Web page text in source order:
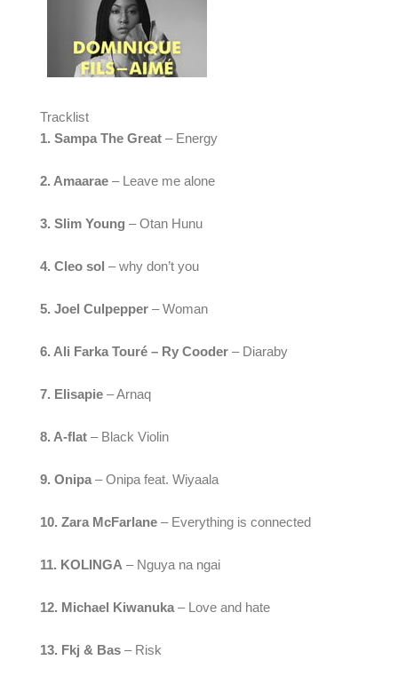
Tracklist
1. Sampa The Great – Energy
2. Amaarae – Leave me alone
3. Slim Young – Otan Hunu
4. Cleo sol – why don’t you
5. Joel Culpepper – Woman
6. Ali Farka Touré – Ry Cooder – Diaraby
7. Elisapie – Arnaq
8. A-flat – Black Violin
9. Onipa – Onipa feat. Wiyaala
10. Zara McFarlane – Everything is connected
11. KOLINGA – Nguya na ngai
12. Michael Kiwanuka – Love and hate
13. Fkj & Bas – Risk